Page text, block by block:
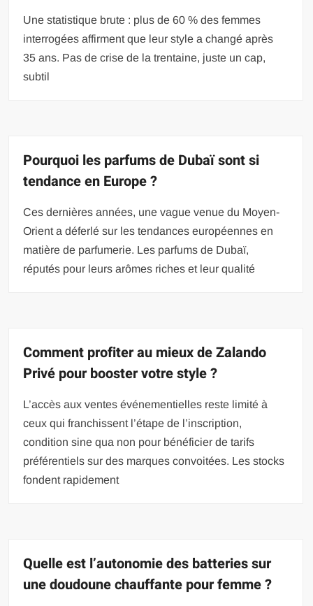
Une statistique brute : plus de 60 % des femmes
interrogées affirment que leur style a changé après
35 ans. Pas de crise de la trentaine, juste un cap,
subtil
Pourquoi les parfums de Dubaï sont si
tendance en Europe ?
Ces dernières années, une vague venue du Moyen-
Orient a déferlé sur les tendances européennes en
matière de parfumerie. Les parfums de Dubaï,
réputés pour leurs arômes riches et leur qualité
Comment profiter au mieux de Zalando
Privé pour booster votre style ?
L’accès aux ventes événementielles reste limité à
ceux qui franchissent l’étape de l’inscription,
condition sine qua non pour bénéficier de tarifs
préférentiels sur des marques convoitées. Les stocks
fondent rapidement
Quelle est l’autonomie des batteries sur
une doudoune chauffante pour femme ?